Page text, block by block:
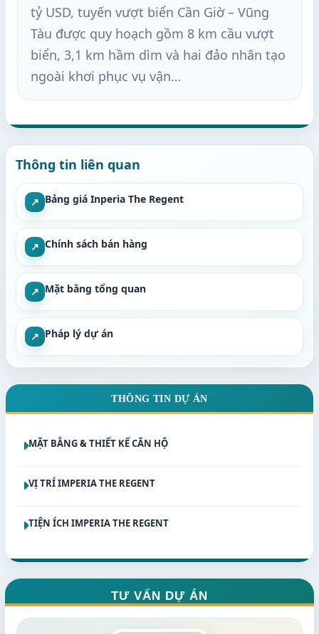
tỷ USD, tuyến vượt biển Cần Giờ – Vũng
Tàu được quy hoạch gồm 8 km cầu vượt
biển, 3,1 km hầm dìm và hai đảo nhân tạo
ngoài khơi phục vụ vận…
Thông tin liên quan
↗ Bảng giá Inperia The Regent
↗ Chính sách bán hàng
↗ Mặt bằng tổng quan
↗ Pháp lý dự án
THÔNG TIN DỰ ÁN
MẶT BẰNG & THIẾT KẾ CĂN HỘ
VỊ TRÍ IMPERIA THE REGENT
TIỆN ÍCH IMPERIA THE REGENT
TƯ VẤN DỰ ÁN